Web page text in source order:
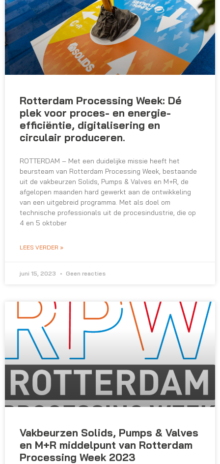
Rotterdam Processing Week: Dé
plek voor proces- en energie-
efficiëntie, digitalisering en
circulair produceren.
ROTTERDAM – Met een duidelijke missie heeft het
beursteam van Rotterdam Processing Week, bestaande
uit de vakbeurzen Solids, Pumps & Valves en M+R, de
afgelopen maanden hard gewerkt aan de ontwikkeling
van een uitgebreid programma. Met als doel om
technische professionals uit de procesindustrie, die op
4 en 5 oktober
LEES VERDER »
juni 15, 2023 Geen reacties
Vakbeurzen Solids, Pumps & Valves
en M+R middelpunt van Rotterdam
Processing Week 2023